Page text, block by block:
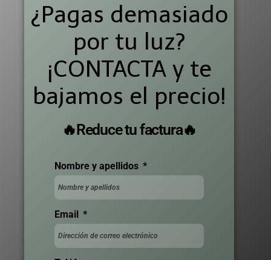
¿Pagas demasiado
por tu luz?
¡CONTACTA y te
bajamos el precio!
🔥Reduce tu factura🔥
Nombre y apellidos
Email